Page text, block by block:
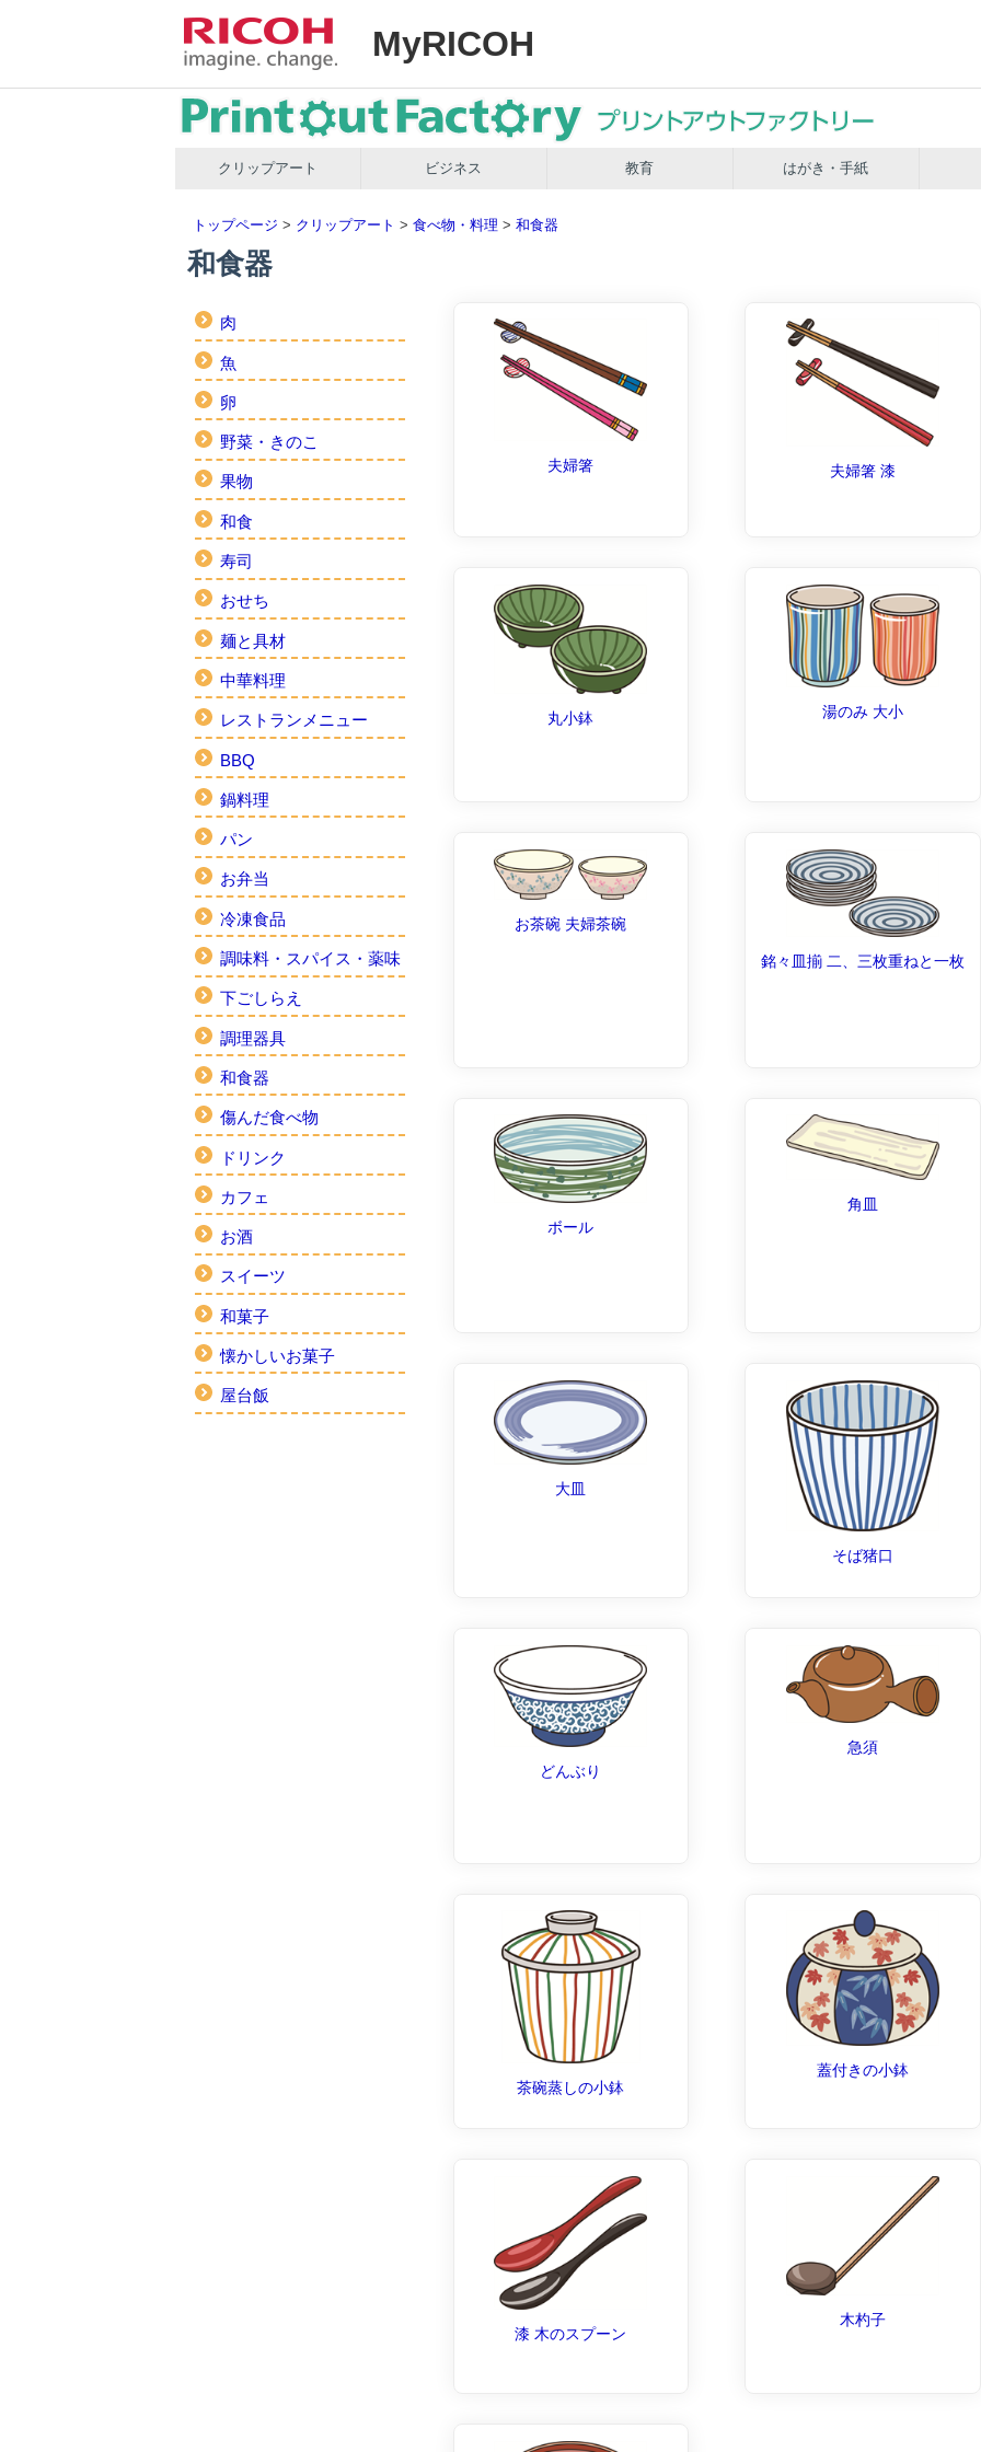
MyRICOH
クリップアート ビジネス 教育 はがき・手紙
トップページ > クリップアート > 食べ物・料理 > 和食器
和食器
肉
魚
卵
野菜・きのこ
果物
和食
寿司
おせち
麺と具材
中華料理
レストランメニュー
BBQ
鍋料理
パン
お弁当
冷凍食品
調味料・スパイス・薬味
下ごしらえ
調理器具
和食器
傷んだ食べ物
ドリンク
カフェ
お酒
スイーツ
和菓子
懐かしいお菓子
屋台飯
夫婦箸 夫婦箸 漆
丸小鉢 湯のみ 大小
お茶碗 夫婦茶碗
銘々皿揃 二、三枚重ねと一枚
ボール
角皿
大皿
そば猪口
どんぶり
急須
茶碗蒸しの小鉢
蓋付きの小鉢
漆 木のスプーン
木杓子